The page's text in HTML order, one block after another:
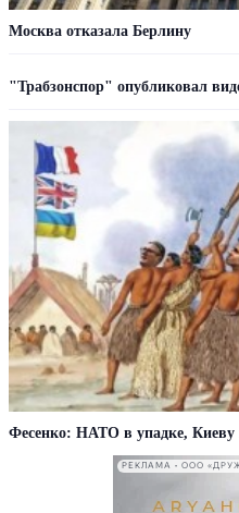
Москва отказала Берлину
"Трабзонспор" опубликовал
Фесенко: НАТО в упадке, Киеву